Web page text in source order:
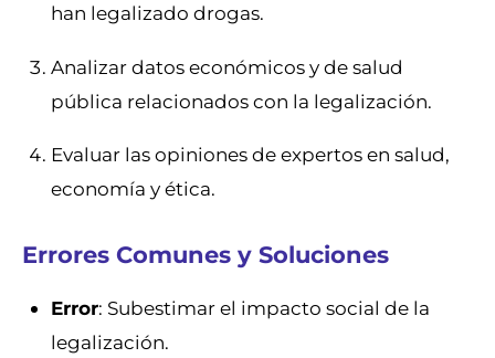
han legalizado drogas.
Analizar datos económicos y de salud
pública relacionados con la legalización.
Evaluar las opiniones de expertos en salud,
economía y ética.
Errores Comunes y Soluciones
Error: Subestimar el impacto social de la
legalización.